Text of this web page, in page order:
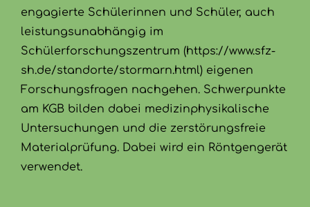
engagierte Schülerinnen und Schüler, auch
leistungsunabhängig im
Schülerforschungszentrum (https://www.sfz-
sh.de/standorte/stormarn.html) eigenen
Forschungsfragen nachgehen. Schwerpunkte
am KGB bilden dabei medizinphysikalische
Untersuchungen und die zerstörungsfreie
Materialprüfung. Dabei wird ein Röntgengerät
verwendet.